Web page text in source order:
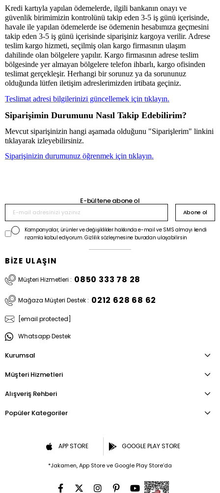
Kredi kartıyla yapılan ödemelerde, ilgili bankanın onayı ve
güvenlik birimimizin kontrolünü takip eden 3-5 iş günü içerisinde,
havale ile yapılan ödemelerde ise ödemenin hesabımıza geçmesini
takip eden 3-5 iş günü içerisinde siparişiniz kargoya verilir. Adrese
teslim kargo hizmeti, seçilmiş olan kargo firmasının ulaşım
dahilinde olan bölgelere yapılır. Kargo firmasının adrese teslim
bölgesinde yer almayan bölgelere telefon ihbarlı, kargo ofisinden
teslimat gerçekleşir. Herhangi bir sorunuz ya da sorununuz
olduğunda lütfen iletişim adreslerimizden irtibata geçiniz.
Teslimat adresi bilgilerinizi güncellemek için tıklayın.
Siparişimin Durumunu Nasıl Takip Edebilirim?
Mevcut siparişinizin hangi aşamada olduğunu "Siparişlerim" linkini
tıklayarak izleyebilirsiniz.
Siparişinizin durumunuz öğrenmek için tıklayın.
E-bültene abone ol
Abone ol
Kampanyalar, ürünler ve değişiklikler hakkında e-mail ve SMS almayı kendi
rızamla kabul ediyorum. Gizlilik sözleşmesine buradan ulaşabilirsin
BİZE ULAŞIN
Müşteri Hizmetleri : 0850 333 78 28
Mağaza Müşteri Destek : 0212 628 68 62
[email protected]
Whatsapp Destek
Kurumsal
Müşteri Hizmetleri
Alışveriş Rehberi
Popüler Kategoriler
APP STORE GOOGLE PLAY STORE
*Jakamen, App Store ve Google Play Store’da